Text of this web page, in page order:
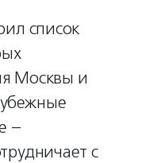
список
Москвы и
–
с